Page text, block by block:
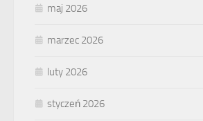
maj 2026
marzec 2026
luty 2026
styczeń 2026